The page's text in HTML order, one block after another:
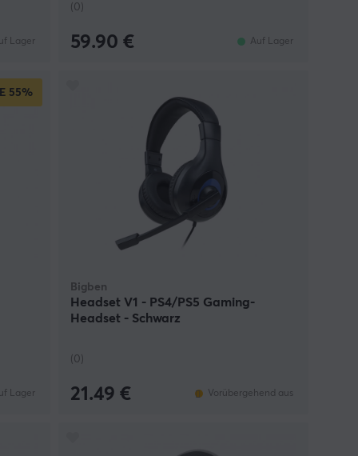
Lager
(0)
59.90 € Auf Lager
55%
Lager
Bigben
Headset V1 - PS4/PS5 Gaming-
Headset - Schwarz
(0)
21.49 € Vorübergehend aus